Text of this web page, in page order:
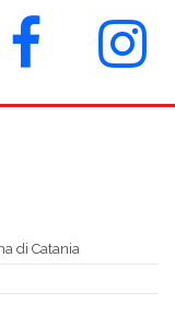
di Catania